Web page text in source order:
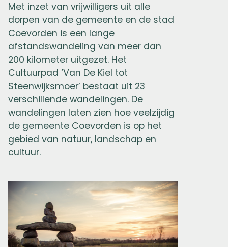
Met inzet van vrijwilligers uit alle
dorpen van de gemeente en de stad
Coevorden is een lange
afstandswandeling van meer dan
200 kilometer uitgezet. Het
Cultuurpad ‘Van De Kiel tot
Steenwijksmoer’ bestaat uit 23
verschillende wandelingen. De
wandelingen laten zien hoe veelzijdig
de gemeente Coevorden is op het
gebied van natuur, landschap en
cultuur.